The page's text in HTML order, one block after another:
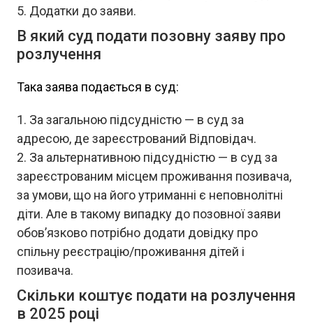
Додатки до заяви.
В який суд подати позовну заяву про
розлучення
Така заява подається в суд:
За загальною підсудністю — в суд за
адресою, де зареєстрований Відповідач.
За альтернативною підсудністю — в суд за
зареєстрованим місцем проживання позивача,
за умови, що на його утриманні є неповнолітні
діти. Але в такому випадку до позовної заяви
обов’язково потрібно додати довідку про
спільну реєстрацію/проживання дітей і
позивача.
Скільки коштує подати на розлучення
в 2025 році